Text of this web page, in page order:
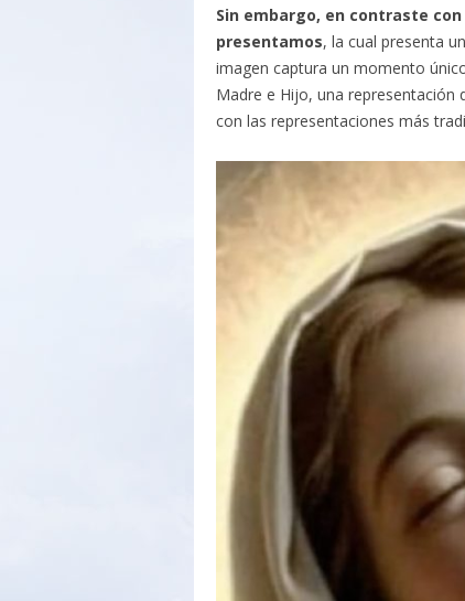
Sin embargo, en contraste
presentamos, la cual presenta
imagen captura un momento
Madre e Hijo, una representación
con las representaciones más